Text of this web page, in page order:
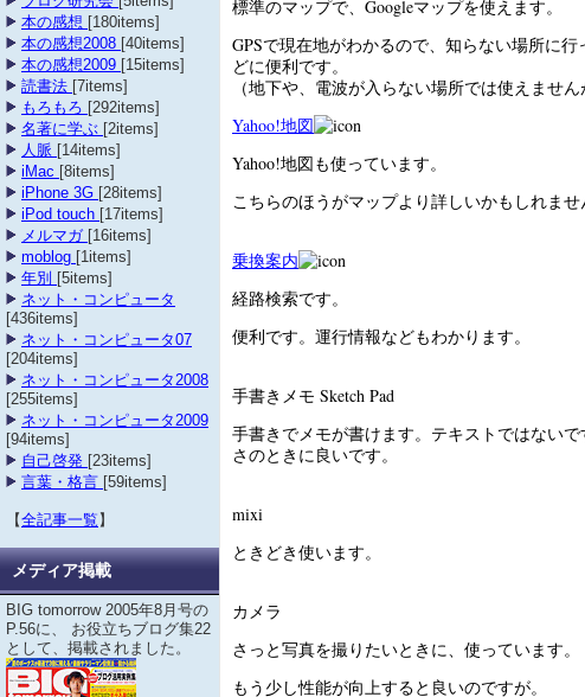
本の感想 [180items]
本の感想2008 [40items]
本の感想2009 [15items]
読書法 [7items]
もろもろ [292items]
名著に学ぶ [2items]
人脈 [14items]
iMac [8items]
iPhone 3G [28items]
iPod touch [17items]
メルマガ [16items]
moblog [1items]
年別 [5items]
ネット・コンピュータ
[436items]
ネット・コンピュータ07
[204items]
ネット・コンピュータ2008
[255items]
ネット・コンピュータ2009
[94items]
自己啓発 [23items]
言葉・格言 [59items]
【全記事一覧 】
メディア掲載
BIG tomorrow 2005年8月号の
P.56に、 お役立ちブログ集22
として、掲載されました。
標準のマップで、Googleマップを使えます。
GPSで現在地がわかるので、知らない場所に行
どに便利です。
（地下や、電波が入らない場所では使えません
Yahoo!地図
Yahoo!地図も使っています。
こちらのほうがマップより詳しいかもしれませ
乗換案内
経路検索です。
便利です。運行情報などもわかります。
手書きメモ Sketch Pad
手書きでメモが書けます。テキストではないで
さのときに良いです。
mixi
ときどき使います。
カメラ
さっと写真を撮りたいときに、使っています。
もう少し性能が向上すると良いのですが。